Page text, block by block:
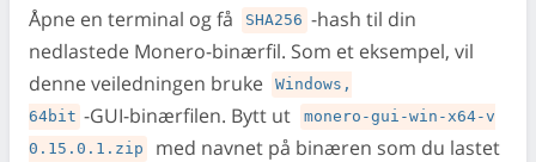
Åpne en terminal og få SHA256 -hash til din
nedlastede Monero-binærfil. Som et eksempel, vil
denne veiledningen bruke
Windows,
64bit -GUI-binærfilen. Bytt ut
monero-gui-win-x64-v
0.15.0.1.zip
med navnet på binæren som du lastet